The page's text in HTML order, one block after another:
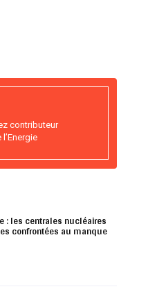
contributeur
: les centrales nucléaires
confrontées au manque